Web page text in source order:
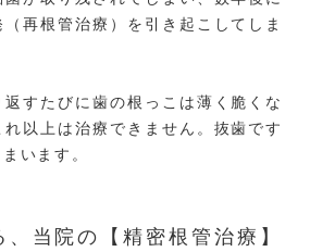
再根管治療）を引き起こしてしま
すたびに歯の根っこは薄く脆くな
以上は治療できません。抜歯です
います。
当院の【精密根管治療】